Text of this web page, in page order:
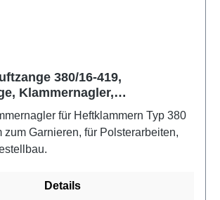
380/16-419,
Klammernagler,
für Heftklammern Typ 380
für Polsterarbeiten,
Details